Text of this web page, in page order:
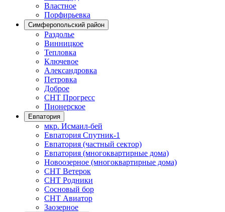
Властное
Порфирьевка
Симферопольский район
Раздолье
Винницкое
Тепловка
Ключевое
Александровка
Петровка
Доброе
СНТ Прогресс
Пионерское
Евпатория
мкр. Исмаил-бей
Евпатория Спутник-1
Евпатория (частный сектор)
Евпатория (многоквартирные дома)
Новоозерное (многоквартирные дома)
СНТ Ветерок
СНТ Родники
Сосновый бор
СНТ Авиатор
Заозерное